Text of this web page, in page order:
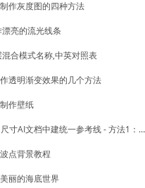
作灰度图的四种方法
漂亮的流光线条
混合模式名称,中英对照表
透明渐变效果的几个方法
作壁纸
AI文档中建统一参考线 - 方法1：对齐和分布
点背景教程
丽的海底世界